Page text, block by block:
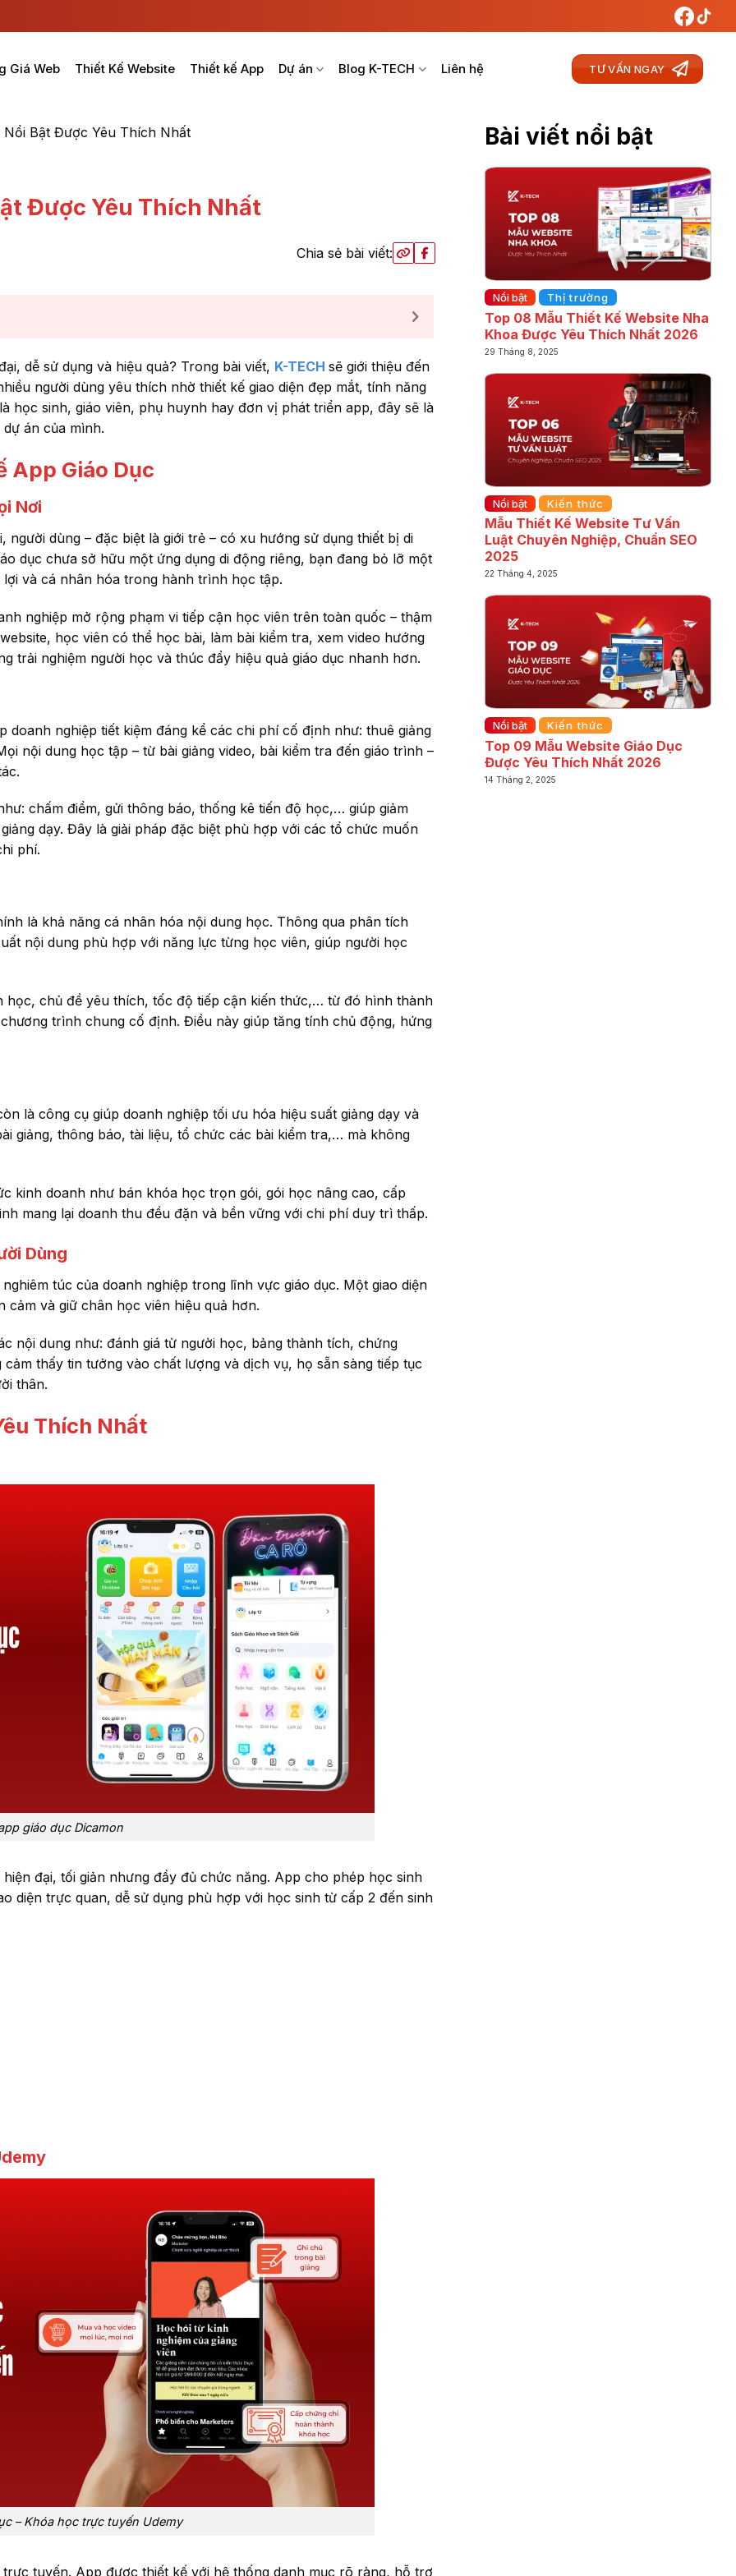
Giá Web Thiết Kế Website Thiết kế App Dự án Blog K-TECH Liên hệ TƯ VẤN NGAY
Bật Được Yêu Thích Nhất
Được Yêu Thích Nhất
Chia sẻ bài viết:
dễ sử dụng và hiệu quả? Trong bài viết, K-TECH sẽ giới thiệu đến
người dùng yêu thích nhờ thiết kế giao diện đẹp mắt, tính năng
học sinh, giáo viên, phụ huynh hay đơn vị phát triển app, đây sẽ là
án của mình.
App Giáo Dục
Nơi
dùng – đặc biệt là giới trẻ – có xu hướng sử dụng thiết bị di
dục chưa sở hữu một ứng dụng di động riêng, bạn đang bỏ lỡ một
và cá nhân hóa trong hành trình học tập.
nghiệp mở rộng phạm vi tiếp cận học viên trên toàn quốc – thậm
học viên có thể học bài, làm bài kiểm tra, xem video hướng
trải nghiệm người học và thúc đẩy hiệu quả giáo dục nhanh hơn.
nghiệp tiết kiệm đáng kể các chi phí cố định như: thuê giảng
nội dung học tập – từ bài giảng video, bài kiểm tra đến giáo trình –
chấm điểm, gửi thông báo, thống kê tiến độ học,… giúp giảm
dạy. Đây là giải pháp đặc biệt phù hợp với các tổ chức muốn
phí.
là khả năng cá nhân hóa nội dung học. Thông qua phân tích
nội dung phù hợp với năng lực từng học viên, giúp người học
chủ đề yêu thích, tốc độ tiếp cận kiến thức,… từ đó hình thành
trình chung cố định. Điều này giúp tăng tính chủ động, hứng
là công cụ giúp doanh nghiệp tối ưu hóa hiệu suất giảng dạy và
giảng, thông báo, tài liệu, tổ chức các bài kiểm tra,… mà không
kinh doanh như bán khóa học trọn gói, gói học nâng cao, cấp
mang lại doanh thu đều đặn và bền vững với chi phí duy trì thấp.
Dùng
túc của doanh nghiệp trong lĩnh vực giáo dục. Một giao diện
và giữ chân học viên hiệu quả hơn.
nội dung như: đánh giá từ người học, bảng thành tích, chứng
thấy tin tưởng vào chất lượng và dịch vụ, họ sẵn sàng tiếp tục
thân.
Thích Nhất
giáo dục Dicamon
đại, tối giản nhưng đầy đủ chức năng. App cho phép học sinh
diện trực quan, dễ sử dụng phù hợp với học sinh từ cấp 2 đến sinh
– Khóa học trực tuyến Udemy
tuyến. App được thiết kế với hệ thống danh mục rõ ràng, hỗ trợ
Bài viết nổi bật
Nổi bật Thị trường
Top 08 Mẫu Thiết Kế Website Nha
Khoa Được Yêu Thích Nhất 2026
29 Tháng 8, 2025
Nổi bật Kiến thức
Mẫu Thiết Kế Website Tư Vấn
Luật Chuyên Nghiệp, Chuẩn SEO
2025
22 Tháng 4, 2025
Nổi bật Kiến thức
Top 09 Mẫu Website Giáo Dục
Được Yêu Thích Nhất 2026
14 Tháng 2, 2025